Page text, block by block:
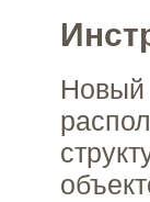
Новый